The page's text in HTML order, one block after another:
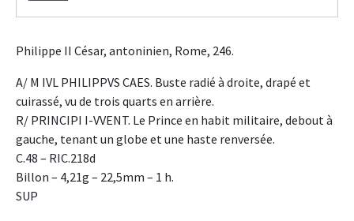
Philippe II César, antoninien, Rome, 246.
A/ M IVL PHILIPPVS CAES. Buste radié à droite, drapé et
cuirassé, vu de trois quarts en arrière.
R/ PRINCIPI I-VVENT. Le Prince en habit militaire, debout à
gauche, tenant un globe et une haste renversée.
C.48 – RIC.218d
Billon – 4,21g – 22,5mm – 1 h.
SUP